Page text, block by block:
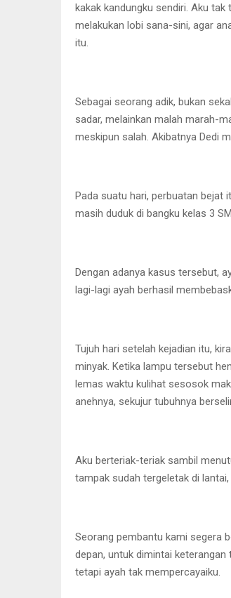
kakak kandungku sendiri. Aku
melakukan lobi sana-sini, agar
itu.
Sebagai seorang adik, bukan
sadar, melainkan malah marah-
meskipun salah. Akibatnya Dedi
Pada suatu hari, perbuatan bejat
masih duduk di bangku kelas 3
Dengan adanya kasus tersebut,
lagi-lagi ayah berhasil
Tujuh hari setelah kejadian itu,
minyak. Ketika lampu tersebut
lemas waktu kulihat sesosok
anehnya, sekujur tubuhnya
Aku berteriak-teriak sambil
tampak sudah tergeletak di
Seorang pembantu kami segera
depan, untuk dimintai
tetapi ayah tak mempercayaiku.